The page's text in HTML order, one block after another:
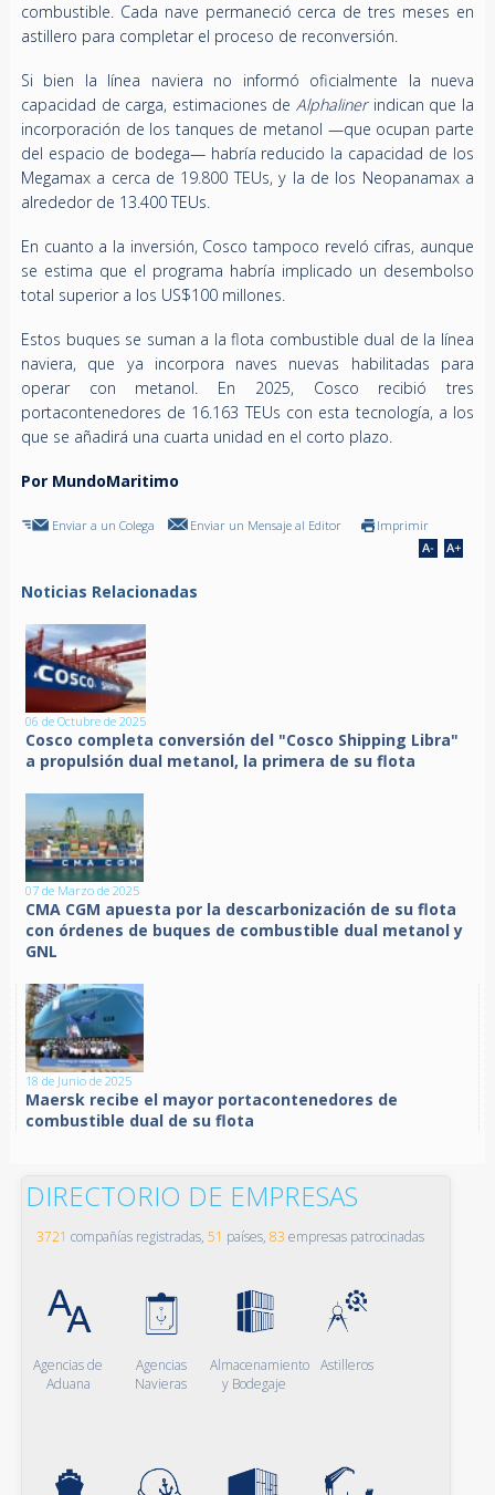
combustible. Cada nave permaneció cerca de tres meses en
astillero para completar el proceso de reconversión.
Si bien la línea naviera no informó oficialmente la nueva
capacidad de carga, estimaciones deAlphalinerindican que la
incorporación de los tanques de metanol —que ocupan parte
del espacio de bodega— habría reducido la capacidad de los
Megamax a cerca de 19.800 TEUs, y la de los Neopanamax a
alrededor de 13.400 TEUs.
En cuanto a la inversión, Cosco tampoco reveló cifras, aunque
se estima que el programa habría implicado un desembolso
total superior a los US$100 millones.
Estos buques se suman a la flota combustible dual de la línea
naviera, que ya incorpora naves nuevas habilitadas para
operar con metanol. En 2025, Cosco recibió tres
portacontenedores de 16.163 TEUs con esta tecnología, a los
que se añadirá una cuarta unidad en el corto plazo.
Por MundoMaritimo
Enviar a un Colega Enviar un Mensaje al Editor Imprimir
Noticias Relacionadas
06 de Octubre de 2025
Cosco completa conversión del "Cosco Shipping Libra"
a propulsión dual metanol, la primera de su flota
07 de Marzo de 2025
CMA CGM apuesta por la descarbonización de su flota
con órdenes de buques de combustible dual metanol y
GNL
18 de Junio de 2025
Maersk recibe el mayor portacontenedores de
combustible dual de su flota
DIRECTORIO DE EMPRESAS
3721 compañías registradas, 51 países, 83 empresas patrocinadas
Agencias de
Aduana
Agencias
Navieras
Almacenamiento
y Bodegaje
Astilleros